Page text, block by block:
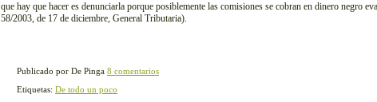
que hay que hacer es denunciarla porque posiblemente las comisiones se cobran en dinero negro
58/2003, de 17 de diciembre, General Tributaria).
Publicado por De Pinga 8 comentarios
Etiquetas: De todo un poco